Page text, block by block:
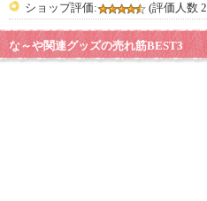
ショップ評価:
(評価人数
な～や関連グッズの売れ筋BEST3